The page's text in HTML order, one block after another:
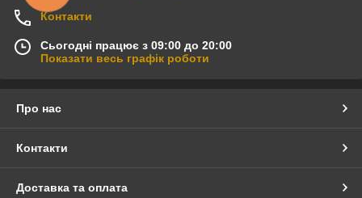
Контакти
Сьогодні працює з 09:00 до 20:00
Показати весь графік роботи
Про нас
Контакти
Доставка та оплата